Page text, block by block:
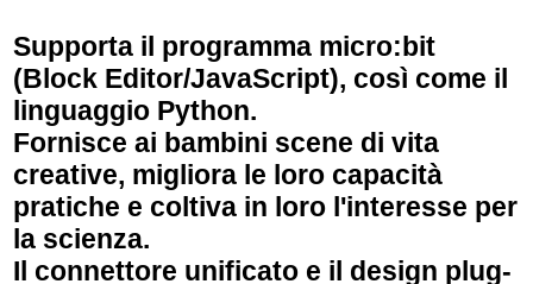
Supporta il programma micro:bit
(Block Editor/JavaScript), così come il
linguaggio Python.
Fornisce ai bambini scene di vita
creative, migliora le loro capacità
pratiche e coltiva in loro l'interesse per
la scienza.
Il connettore unificato e il design plug-